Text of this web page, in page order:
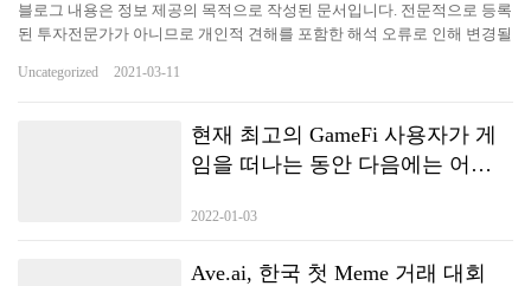
블로그 내용은 정보 제공의 목적으로 작성된 문서입니다. 전문적으로 등록
된 투자전문가가 아니므로 개인적 견해를 포함한 해석 오류로 인해 변경될
려진 내용은 법률적/일반 효력을 지니지 않습니다. 해당 문서의 목적은 투
정보 제공에 기여하는데 있습니다. [비트코인 상승] 지난 24시간 동안 암호
화폐(가상자산) 대장주 비트코인(Bitcoin, BTC)은 강세 흐름을 지속하며
장중 57,000달러선을 돌파했습니다. 이에 따라 종전 최고가인 58,000달러
국시간) 오전 9시 30분 현재 코인마켓캡에서 시가총액 1위 암호화폐…
Uncategorized 2021-03-11
현재 최고의 GameFi 사용자가 게
임을 떠나는 동안 다음에는 어디
인저로 부상합니다!
2022-01-03
Ave.ai, 한국 첫 Meme 거래 대회